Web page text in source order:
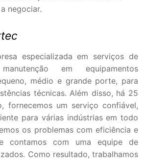
negociar.
especializada em serviços de
em equipamentos
médio e grande porte, para
técnicas. Além disso, há 25
fornecemos um serviço confiável,
para várias indústrias em todo
os problemas com eficiência e
contamos com uma equipe de
Como resultado, trabalhamos